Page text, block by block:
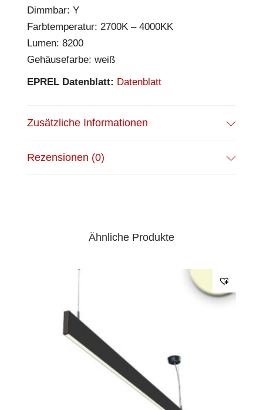
Dimmbar: Y
Farbtemperatur: 2700K – 4000KK
Lumen: 8200
Gehäusefarbe: weiß
EPREL Datenblatt: Datenblatt
Zusätzliche Informationen
Rezensionen (0)
Ähnliche Produkte